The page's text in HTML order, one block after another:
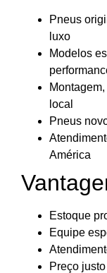
Pneus
luxo
Modelos
local
Pneus
América
Estoque
Equipe
Preço